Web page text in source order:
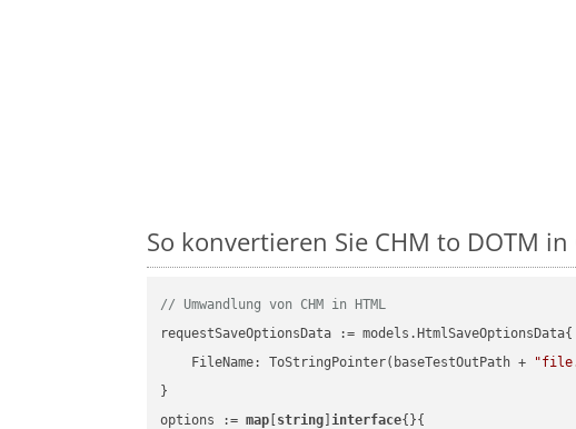
So konvertieren Sie CHM to DOTM
// Umwandlung von CHM in HTML
requestSaveOptionsData := models.HtmlSaveOptionsData{
    FileName: ToStringPointer(baseTestOutPath +
}
options := map string ]interface{}{